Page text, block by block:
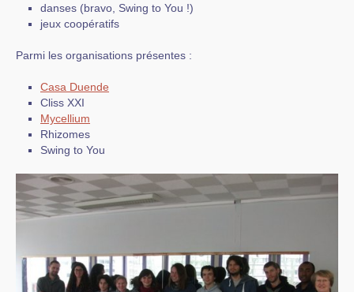
danses (bravo, Swing to You !)
jeux coopératifs
Parmi les organisations présentes :
Casa Duende
Cliss XXI
Mycellium
Rhizomes
Swing to You